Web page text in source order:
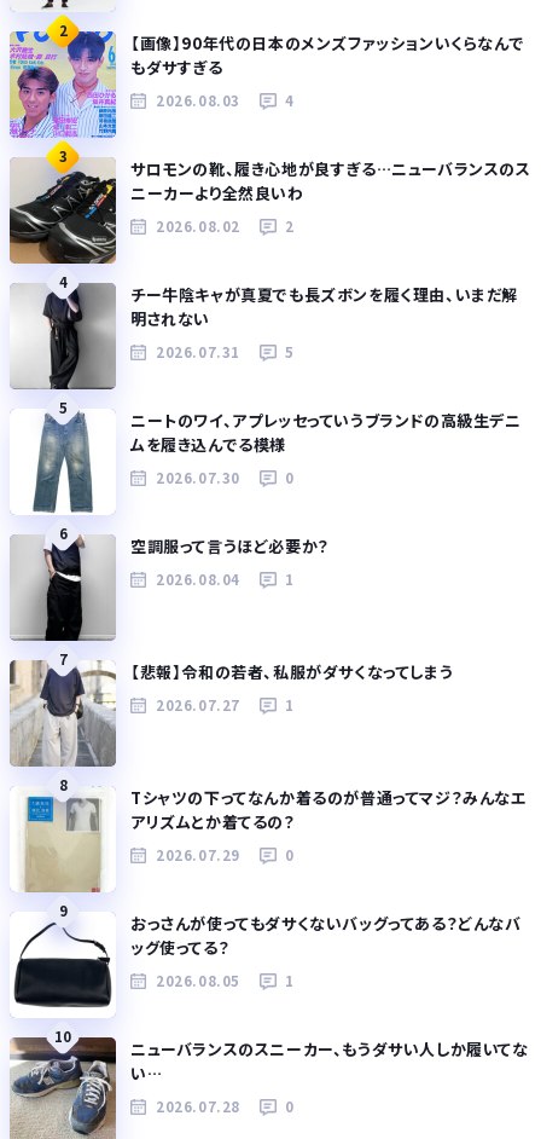
2
【画像】90年代の日本のメンズファッションいくらなんで
もダサすぎる
2026.08.03 4
3
サロモンの靴、履き心地が良すぎる…ニューバランスのス
ニーカーより全然良いわ
2026.08.02 2
4
チー牛陰キャが真夏でも長ズボンを履く理由、いまだ解
明されない
2026.07.31 5
5
ニートのワイ、アプレッセっていうブランドの高級生デニ
ムを履き込んでる模様
2026.07.30 0
6
空調服って言うほど必要か？
2026.08.04 1
7
【悲報】令和の若者、私服がダサくなってしまう
2026.07.27 1
8
Tシャツの下ってなんか着るのが普通ってマジ？みんなエ
アリズムとか着てるの？
2026.07.29 0
9
おっさんが使ってもダサくないバッグってある？どんなバ
ッグ使ってる？
2026.08.05 1
10
ニューバランスのスニーカー、もうダサい人しか履いてな
い…
2026.07.28 0